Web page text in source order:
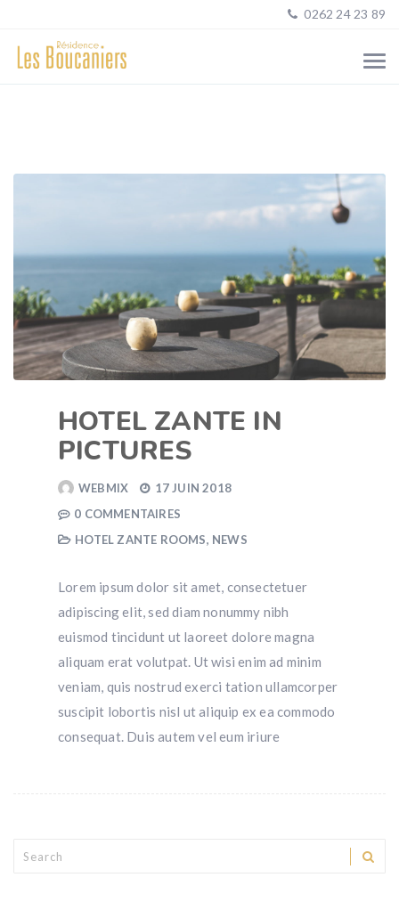
0262 24 23 89
HOTEL ZANTE IN
PICTURES
WEBMIX
17 JUIN 2018
0 COMMENTAIRES
HOTEL ZANTE ROOMS, NEWS
Lorem ipsum dolor sit amet, consectetuer
adipiscing elit, sed diam nonummy nibh
euismod tincidunt ut laoreet dolore magna
aliquam erat volutpat. Ut wisi enim ad minim
veniam, quis nostrud exerci tation ullamcorper
suscipit lobortis nisl ut aliquip ex ea commodo
consequat. Duis autem vel eum iriure